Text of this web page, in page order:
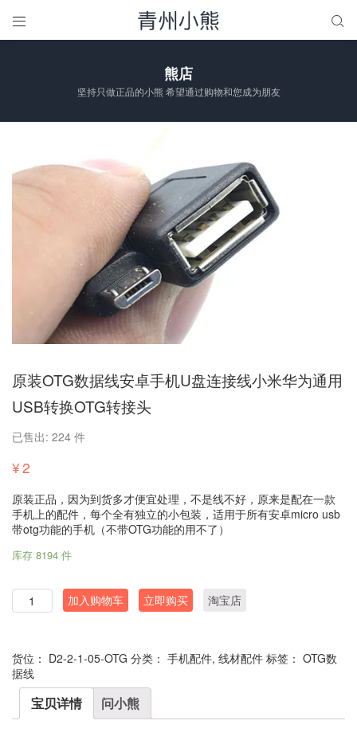
 
熊店
坚持只做正品的小熊 希望通过购物和您成为朋友
原装OTG数据线安卓手机U盘连接线小米华为通用
USB转换OTG转接头
已售出: 224 件
¥2
原装正品，因为到货多才便宜处理，不是线不好，原来是配在一款
手机上的配件，每个全有独立的小包装，适用于所有安卓micro usb
带otg功能的手机（不带OTG功能的用不了）
库存 8194 件
数
量
加入购物车 立即购买 淘宝店
货位： D2-2-1-05-OTG 分类： 手机配件, 线材配件 标签： OTG数
据线
宝贝详情 问小熊